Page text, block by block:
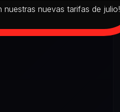
nuestras nuevas tarifas de julio!